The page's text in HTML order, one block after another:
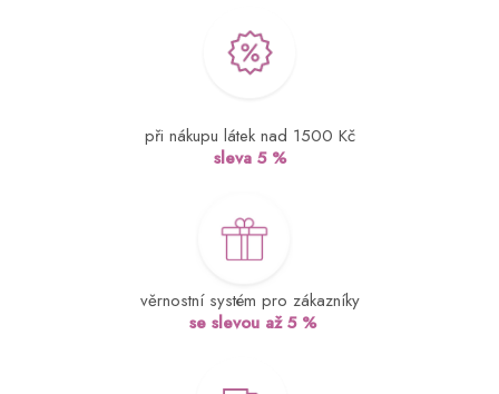
při nákupu látek nad 1500 Kč
sleva 5 %
věrnostní systém pro zákazníky
se slevou až 5 %